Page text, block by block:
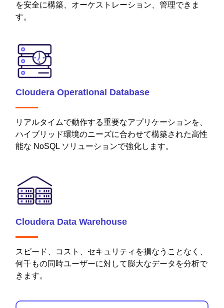
を安全に構築、オーケストレーション、管理できま
す。
Cloudera Operational Database
リアルタイムで動作する重要なアプリケーションを、
ハイブリッド環境のニーズに合わせて構築された高性
能な NoSQL ソリューションで強化します。
Cloudera Data Warehouse
スピード、コスト、セキュリティを損なうことなく、
何千もの同時ユーザーに対して膨大なデータを分析で
きます。